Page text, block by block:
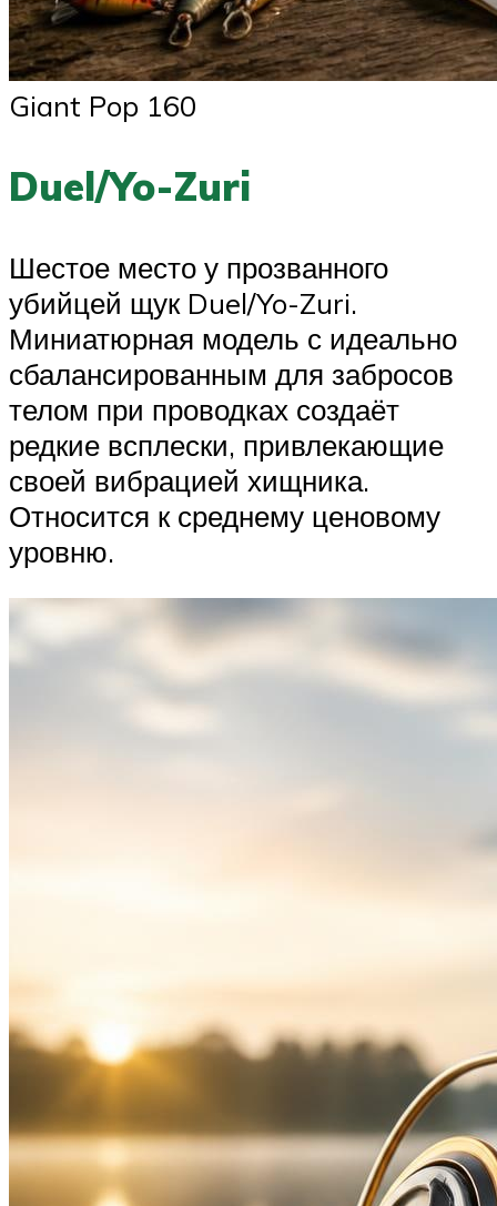
Giant Pop 160
Duel/Yo-Zuri
Шестое место у прозванного
убийцей щук Duel/Yo-Zuri.
Миниатюрная модель с идеально
сбалансированным для забросов
телом при проводках создаёт
редкие всплески, привлекающие
своей вибрацией хищника.
Относится к среднему ценовому
уровню.